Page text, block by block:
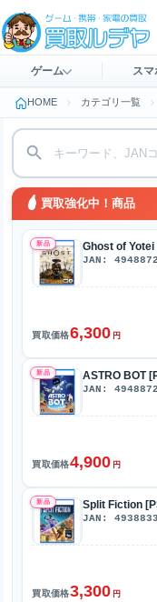
ゲーム スマ
HOME カテゴリ一覧
買取強化中！商品
新品 Ghost of
JAN:
買取価格6,300 円
新品 ASTRO BOT
JAN:
買取価格4,900 円
新品 Split Fiction
JAN:
買取価格3,300 円